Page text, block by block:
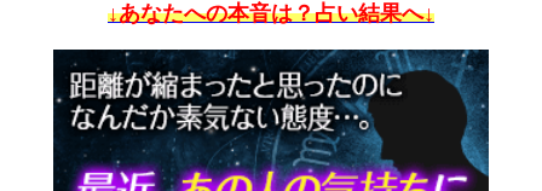
↓あなたへの本音は？占い結果へ↓